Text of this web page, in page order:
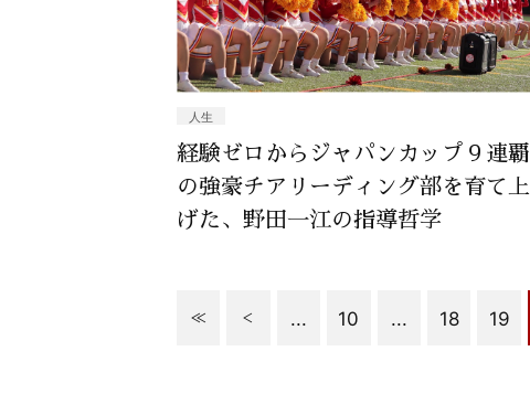
人生
経験ゼロからジャパンカップ９連覇
の強豪チアリーディング部を育て上
げた、野田一江の指導哲学
... 10 ... 18 19